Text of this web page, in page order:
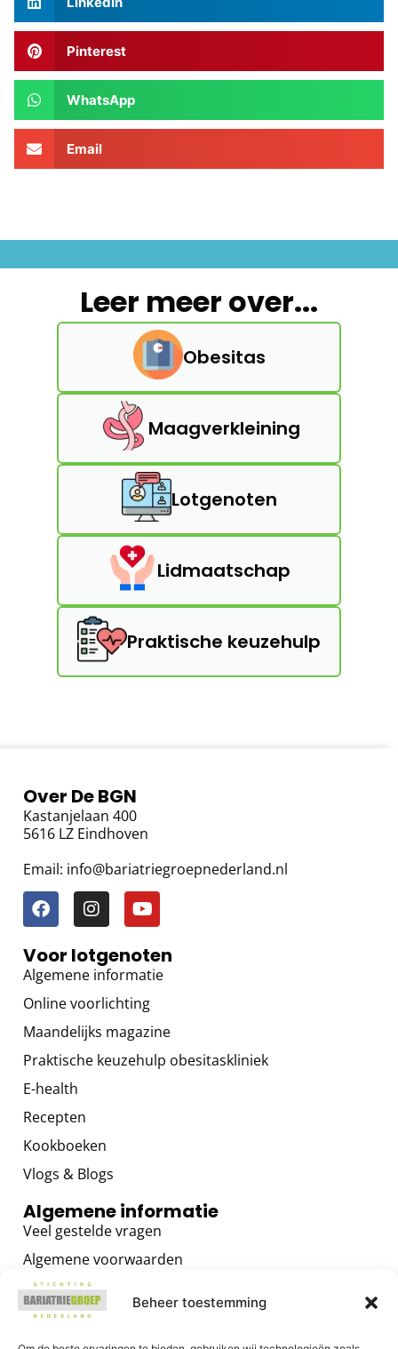
Beheer toestemming
Pinterest
WhatsApp
Email
Leer meer over...
Obesitas
Maagverkleining
Lotgenoten
Lidmaatschap
Praktische keuzehulp
Over De BGN
Kastanjelaan 400
5616 LZ Eindhoven
Email: info@bariatriegroepnederland.nl
Voor lotgenoten
Algemene informatie
Online voorlichting
Maandelijks magazine
Praktische keuzehulp obesitaskliniek
E-health
Recepten
Kookboeken
Vlogs & Blogs
Algemene informatie
Veel gestelde vragen
Algemene voorwaarden
Privacybeleid
Contact